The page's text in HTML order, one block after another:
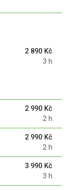
2 890 Kč
3 h
2 990 Kč
2 h
2 990 Kč
2 h
3 990 Kč
3 h